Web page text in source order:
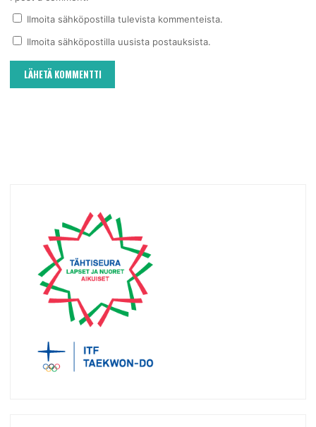
Ilmoita sähköpostilla tulevista kommenteista.
Ilmoita sähköpostilla uusista postauksista.